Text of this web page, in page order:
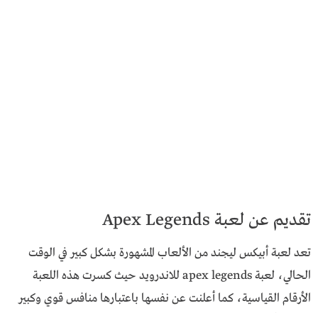
تقديم عن لعبة Apex Legends
تعد لعبة أبيكس ليجند من الألعاب المشهورة بشكل كبير في الوقت
الحالي، لعبة apex legends للاندرويد حيث كسرت هذه اللعبة
الأرقام القياسية، كما أعلنت عن نفسها باعتبارها منافس قوي وكبير